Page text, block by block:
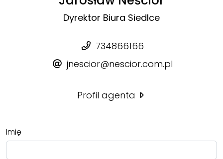
Dyrektor Biura Siedlce
734866166
jnescior@nescior.com.pl
Profil agenta
Imię